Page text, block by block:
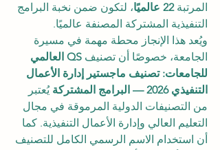
المرتبة 22 عالميًا
، لتكون ضمن نخبة البرامج
التنفيذية المشتركة المصنفة عالميًا.
ويُعد هذا الإنجاز محطة مهمة في مسيرة
الجامعة، خصوصًا أن تصنيف
QS العالمي
للجامعات: تصنيف ماجستير إدارة الأعمال
التنفيذي 2026 — البرامج المشتركة
يُعتبر
من التصنيفات الدولية المرموقة في مجال
التعليم العالي وإدارة الأعمال التنفيذية. كما
أن استخدام الاسم الرسمي الكامل للتصنيف